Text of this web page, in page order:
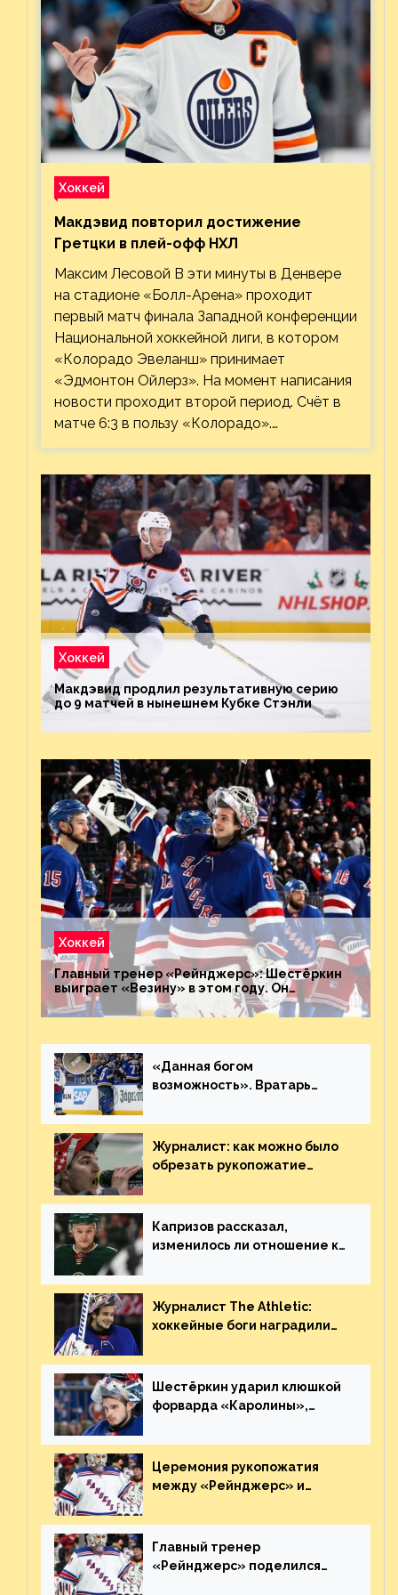
Хоккей
Макдэвид повторил достижение
Гретцки в плей-офф НХЛ
Максим Лесовой В эти минуты в Денвере
на стадионе «Болл-Арена» проходит
первый матч финала Западной конференции
Национальной хоккейной лиги, в котором
«Колорадо Эвеланш» принимает
«Эдмонтон Ойлерз». На момент написания
новости проходит второй период. Счёт в
матче 6:3 в пользу «Колорадо».…
Хоккей
Макдэвид продлил результативную серию
до 9 матчей в нынешнем Кубке Стэнли
Хоккей
Главный тренер «Рейнджерс»: Шестёркин
выиграет «Везину» в этом году. Он
невероятен
«Данная богом
возможность». Вратарь
броске бутылкой в Кадри
Журналист: как можно было
обрезать рукопожатие
Плохая работа, ESPN
Капризов рассказал,
изменилось ли отношение к
Украине
Журналист The Athletic:
хоккейные боги наградили
великолепную игру
Шестёркин ударил клюшкой
форварда «Каролины»,
пятаке. Видео
Церемония рукопожатия
между «Рейнджерс» и
матча плей-офф. Видео
Главный тренер
«Рейнджерс» поделился